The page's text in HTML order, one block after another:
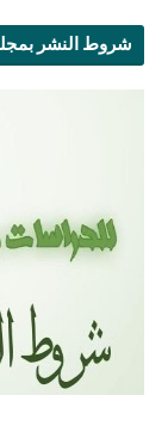
شروط النشر